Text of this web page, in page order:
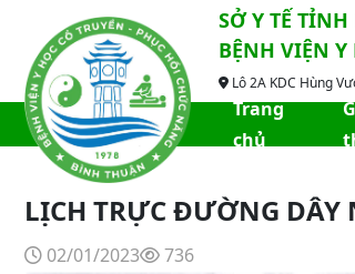
SỞ Y TẾ
BỆNH VIỆN
Lô 2A KDC Hùng
Trang
chủ
LỊCH TRỰC ĐƯỜNG DÂY
02/01/2023 736